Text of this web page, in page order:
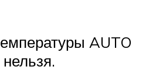
AUTO